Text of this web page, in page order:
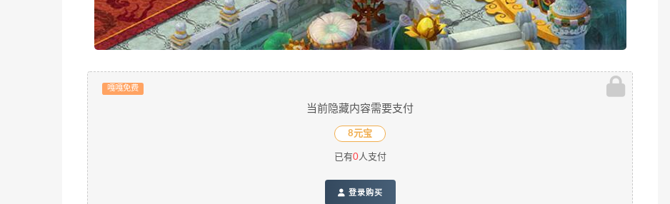
嘎嘎免费
当前隐藏内容需要支付
8元宝
已有0人支付
登录购买